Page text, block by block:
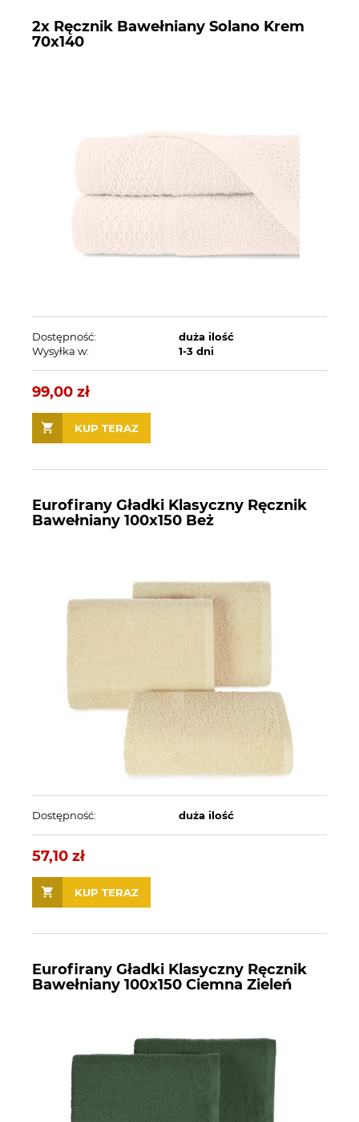
2x Ręcznik Bawełniany Solano Krem
70x140
Dostępność:
duża ilość
Wysyłka w:
1-3 dni
99,00 zł
KUP TERAZ
Eurofirany Gładki Klasyczny Ręcznik
Bawełniany 100x150 Beż
Dostępność: duża ilość
57,10 zł
KUP TERAZ
Eurofirany Gładki Klasyczny Ręcznik
Bawełniany 100x150 Ciemna Zieleń